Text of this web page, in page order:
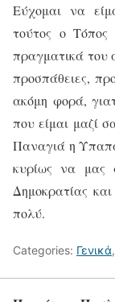
Εύχομαι να
τούτος ο
πραγματικά του
προσπάθειες,
ακόμη φορά,
που είμαι μαζί
Παναγιά η
κυρίως να μας
Δημοκρατίας
πολύ.
Categories: Γενικά,